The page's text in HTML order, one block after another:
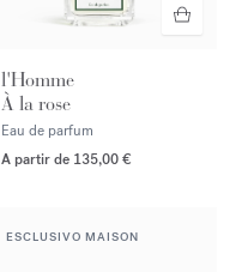
l'Homme
À la rose
Eau de parfum
A partir de 135,00 €
ESCLUSIVO MAISON